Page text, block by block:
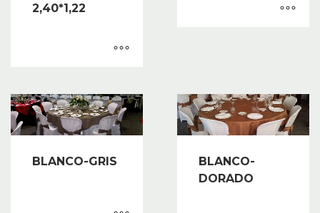
2,40*1,22
BLANCO-GRIS
BLANCO-
DORADO